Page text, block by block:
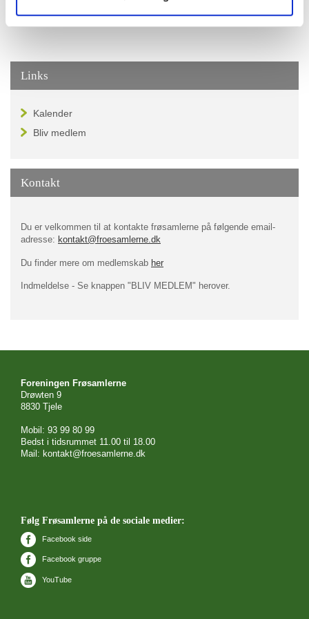
Links
Kalender
Bliv medlem
Kontakt
Du er velkommen til at kontakte frøsamlerne på følgende email-
adresse: kontakt@froesamlerne.dk
Du finder mere om medlemskab her
Indmeldelse - Se knappen "BLIV MEDLEM" herover.
Foreningen Frøsamlerne
Drøwten 9
8830 Tjele
Mobil: 93 99 80 99
Bedst i tidsrummet 11.00 til 18.00
Mail: kontakt@froesamlerne.dk
Følg Frøsamlerne på de sociale medier:
Facebook side
Facebook gruppe
YouTube